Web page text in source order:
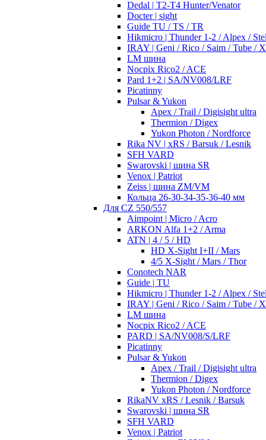
Dedal | T2-T4 Hunter/Venator
Docter | sight
Guide TU / TS / TR
Hikmicro | Thunder 1-2 / Alpex /
IRAY | Geni / Rico / Saim / Tube /
LM шина
Nocpix Rico2 / ACE
Pard 1+2 | SA/NV008/LRF
Picatinny
Pulsar & Yukon
Apex / Trail / Digisight ultra
Thermion / Digex
Yukon Photon / Nordforce
Rika NV | xRS / Barsuk / Lesnik
SFH VARD
Swarovski | шина SR
Venox | Patriot
Zeiss | шина ZM/VM
Кольца 26-30-34-35-36-40 мм
Для CZ 550/557
Aimpoint | Micro / Acro
ARKON Alfa 1+2 / Arma
ATN | 4 / 5 / HD
HD X-Sight I+II / Mars
4/5 X-Sight / Mars / Thor
Conotech NAR
Guide | TU
Hikmicro | Thunder 1-2 / Alpex /
IRAY | Geni / Rico / Saim / Tube /
LM шина
Nocpix Rico2 / ACE
PARD | SA/NV008/S/LRF
Picatinny
Pulsar & Yukon
Apex / Trail / Digisight ultra
Thermion / Digex
Yukon Photon / Nordforce
RikaNV xRS / Lesnik / Barsuk
Swarovski | шина SR
SFH VARD
Venox | Patriot